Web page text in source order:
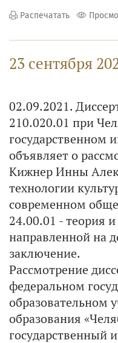
Распечатать
23 сентября
02.09.2021.
210.020.01 при
государственном
объявляет о
Кижнер Инны
технологии
современном
24.00.01 - теория
направленной на
заключение.
Рассмотрение
федеральном
образовательном
образования
государственный